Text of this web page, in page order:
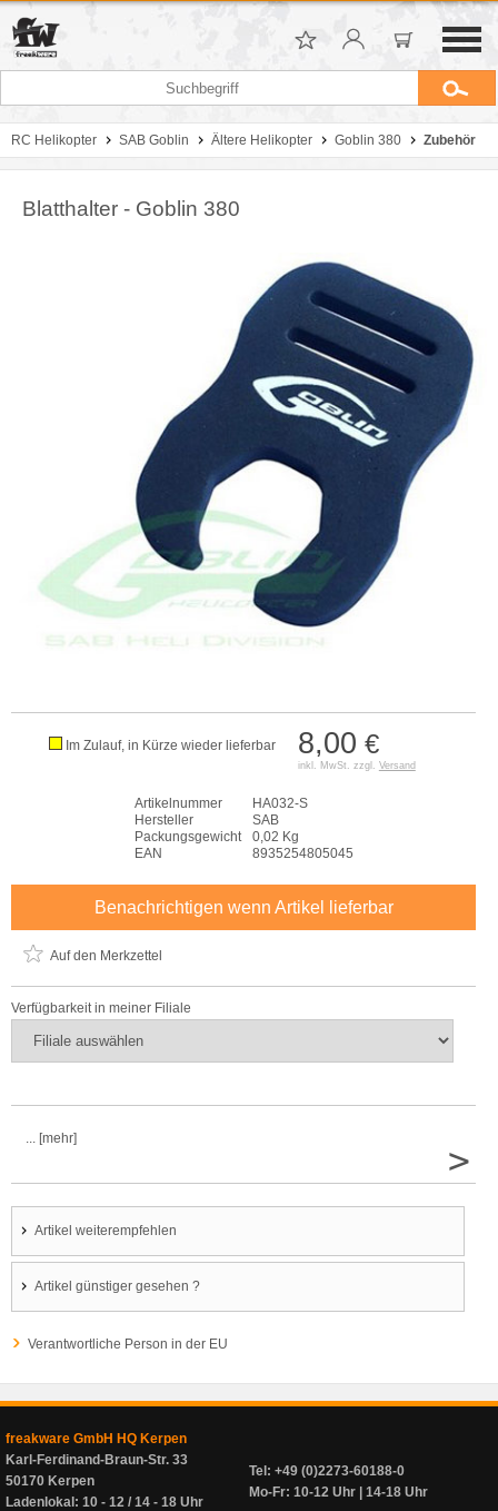
RC Helikopter SAB Goblin Ältere Helikopter Goblin 380 Zubehör
Blatthalter - Goblin 380
8,00 €
inkl. MwSt. zzgl. Versand
Im Zulauf, in Kürze wieder lieferbar
Artikelnummer
HA032-S
Hersteller
SAB
Packungsgewicht
0,02 Kg
EAN
8935254805045
Benachrichtigen wenn Artikel lieferbar
Auf den Merkzettel
Verfügbarkeit in meiner Filiale
... [mehr]
>
Artikel weiterempfehlen
Artikel günstiger gesehen ?
Verantwortliche Person in der EU
freakware GmbH HQ Kerpen
Karl-Ferdinand-Braun-Str. 33
50170 Kerpen
Ladenlokal: 10 - 12 / 14 - 18 Uhr
Tel: +49 (0)2273-60188-0
Mo-Fr: 10-12 Uhr | 14-18 Uhr